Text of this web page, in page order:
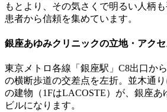
もとより、その気さくで明るい人柄
患者から信頼を集めています。
銀座あゆみクリニックの立地・アク
東京メトロ各線「銀座駅」C8出口か
の横断歩道の交差点を左折。並木通
の建物（1FはLACOSTE）が、銀座あ
ビルになります。